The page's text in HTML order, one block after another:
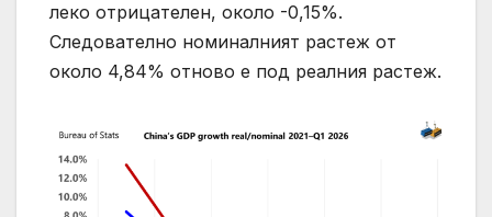
леко отрицателен, около -0,15%.
Следователно номиналният растеж от
около 4,84% отново е под реалния растеж.